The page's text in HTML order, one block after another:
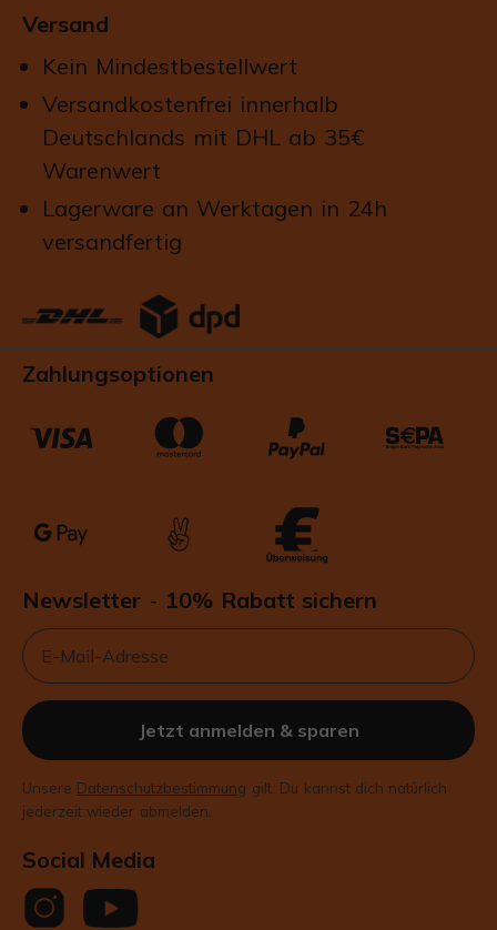
Versand
Kein Mindestbestellwert
Versandkostenfrei innerhalb
Deutschlands mit DHL ab 35€
Warenwert
Lagerware an Werktagen in 24h
versandfertig
Zahlungsoptionen
Newsletter - 10% Rabatt sichern
Email
Jetzt anmelden & sparen
Unsere Datenschutzbestimmung gilt. Du kannst dich natürlich
jederzeit wieder abmelden.
Social Media